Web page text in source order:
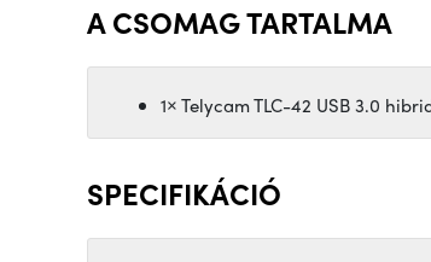
A CSOMAG TARTALMA
1× Telycam TLC-42 USB 3.0
SPECIFIKÁCIÓ